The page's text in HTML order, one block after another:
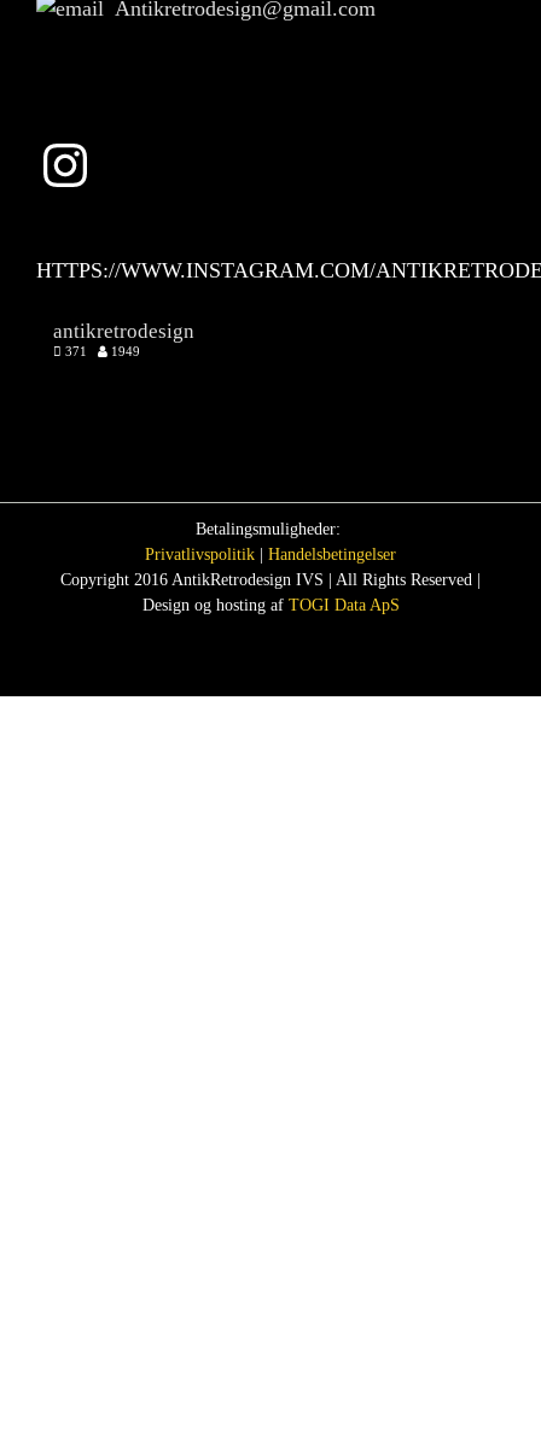
Antikretrodesign@gmail.com
HTTPS://WWW.INSTAGRAM.COM/
antikretrodesign
371 1949
Betalingsmuligheder:
Privatlivspolitik
Handelsbetingelser
Copyright 2016 AntikRetrodesign IVS | All Rights Reserved |
Design og hosting af TOGI Data ApS